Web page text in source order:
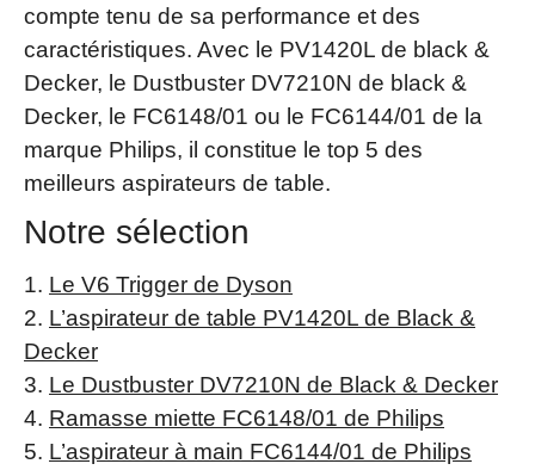
compte tenu de sa performance et des
caractéristiques. Avec le PV1420L de black &
Decker, le Dustbuster DV7210N de black &
Decker, le FC6148/01 ou le FC6144/01 de la
marque Philips, il constitue le top 5 des
meilleurs aspirateurs de table.
Notre sélection
Le V6 Trigger de Dyson
L’aspirateur de table PV1420L de Black &
Decker
Le Dustbuster DV7210N de Black & Decker
Ramasse miette FC6148/01 de Philips
L’aspirateur à main FC6144/01 de Philips